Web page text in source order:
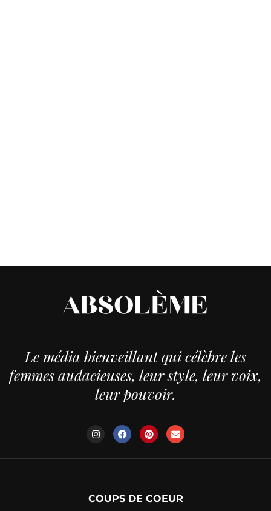
Le média bienveillant qui célèbre les
femmes audacieuses, leur style, leur voix,
leur pouvoir.
COUPS DE COEUR